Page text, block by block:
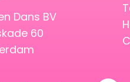
Dans BV
60